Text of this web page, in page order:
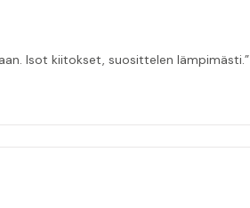
Isot kiitokset, suosittelen lämpimästi.”